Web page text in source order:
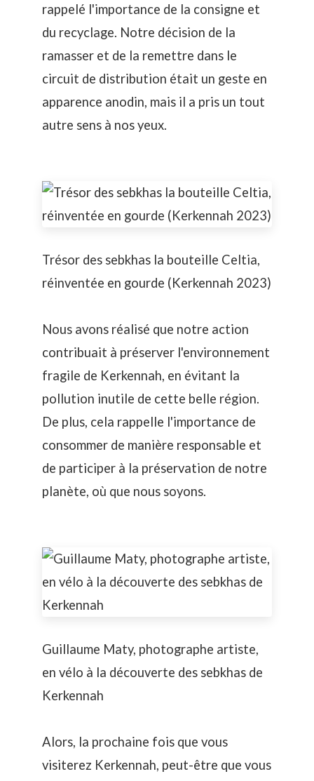
rappelé l'importance de la consigne et
du recyclage. Notre décision de la
ramasser et de la remettre dans le
circuit de distribution était un geste en
apparence anodin, mais il a pris un tout
autre sens à nos yeux.
Trésor des sebkhas la bouteille Celtia,
réinventée en gourde (Kerkennah 2023)
Nous avons réalisé que notre action
contribuait à préserver l'environnement
fragile de Kerkennah, en évitant la
pollution inutile de cette belle région.
De plus, cela rappelle l'importance de
consommer de manière responsable et
de participer à la préservation de notre
planète, où que nous soyons.
Guillaume Maty, photographe artiste,
en vélo à la découverte des sebkhas de
Kerkennah
Alors, la prochaine fois que vous
visiterez Kerkennah, peut-être que vous